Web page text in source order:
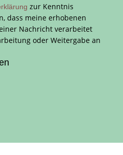
zur Kenntnis
dass meine erhobenen
Nachricht verarbeitet
oder Weitergabe an